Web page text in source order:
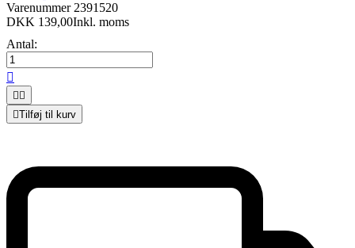
Varenummer 2391520
DKK 139,00Inkl. moms
Antal:

 
Tilføj til kurv